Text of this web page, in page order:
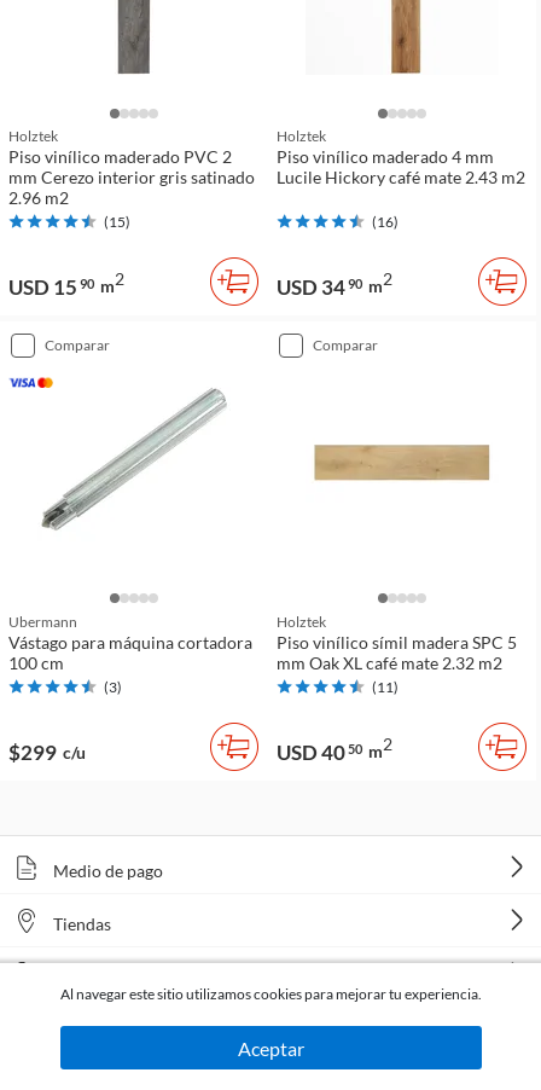
Holztek
Piso vinílico maderado PVC 2
mm Cerezo interior gris satinado
2.96 m2
(15)
USD 15 90 m2
Holztek
Piso vinílico maderado 4 mm
Lucile Hickory café mate 2.43 m2
(16)
USD 3490 m2
comparar
Ubermann
Vástago para máquina cortadora
100 cm
(3)
$299 c/u
comparar
Holztek
Piso vinílico símil madera SPC 5
mm Oak XL café mate 2.32 m2
(11)
USD 4050 m2
Medio de pago
Tiendas
Al navegar este sitio utilizamos cookies para mejorar tu experiencia.
Aceptar